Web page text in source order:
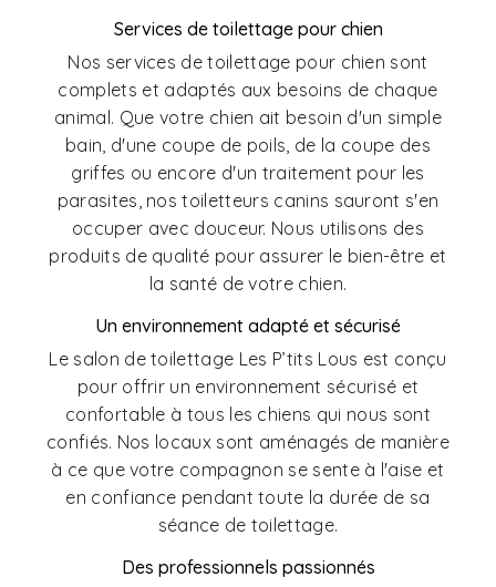
Services de toilettage pour chien
Nos services de toilettage pour chien sont
complets et adaptés aux besoins de chaque
animal. Que votre chien ait besoin d'un simple
bain, d'une coupe de poils, de la coupe des
griffes ou encore d'un traitement pour les
parasites, nos toiletteurs canins sauront s'en
occuper avec douceur. Nous utilisons des
produits de qualité pour assurer le bien-être et
la santé de votre chien.
Un environnement adapté et sécurisé
Le salon de toilettage Les P’tits Lous est conçu
pour offrir un environnement sécurisé et
confortable à tous les chiens qui nous sont
confiés. Nos locaux sont aménagés de manière
à ce que votre compagnon se sente à l'aise et
en confiance pendant toute la durée de sa
séance de toilettage.
Des professionnels passionnés